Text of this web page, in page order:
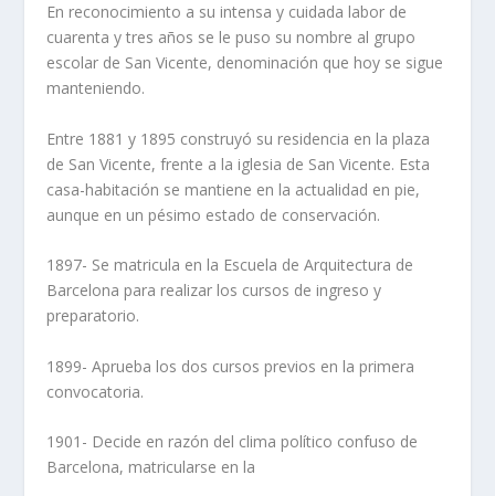
En reconocimiento a su intensa y cuidada labor de
cuarenta y tres años se le puso su nombre al grupo
escolar de San Vicente, denominación que hoy se sigue
manteniendo.
Entre 1881 y 1895 construyó su residencia en la plaza
de San Vicente, frente a la iglesia de San Vicente. Esta
casa-habitación se mantiene en la actualidad en pie,
aunque en un pésimo estado de conservación.
1897- Se matricula en la Escuela de Arquitectura de
Barcelona para realizar los cursos de ingreso y
preparatorio.
1899- Aprueba los dos cursos previos en la primera
convocatoria.
1901- Decide en razón del clima polí­tico confuso de
Barcelona, matricularse en la